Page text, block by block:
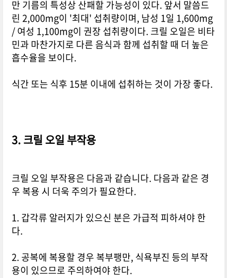
만 기름의 특성상 산패할 가능성이 있다. 앞서 말씀드
린 2,000mg이 '최대' 섭취량이며, 남성 1일 1,600mg
/ 여성 1,100mg이 권장 섭취량이다. 크릴 오일은 비타
민과 마찬가지로 다른 음식과 함께 섭취할 때 더 높은
흡수율을 보이다.
식간 또는 식후 15분 이내에 섭취하는 것이 가장 좋다.
3. 크릴 오일 부작용
크릴 오일 부작용은 다음과 같습니다. 다음과 같은 경
우 복용 시 더욱 주의가 필요한다.
1. 갑각류 알러지가 있으신 분은 가급적 피하셔야 한
다.
2. 공복에 복용할 경우 복부팽만, 식욕부진 등의 부작
용이 있으므로 주의하여야 한다.